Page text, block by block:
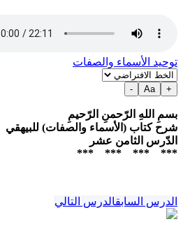
توحيد الأسماء والصفات
+
Aa
-
بسمِ اللهِ الرّحمنِ الرّحيمِ
شرح كتاب (الأسماء والصفات) للبيهقي
الدّرس الثامن عشر
*** *** *** ***
الدرس السابقالدرس التالي